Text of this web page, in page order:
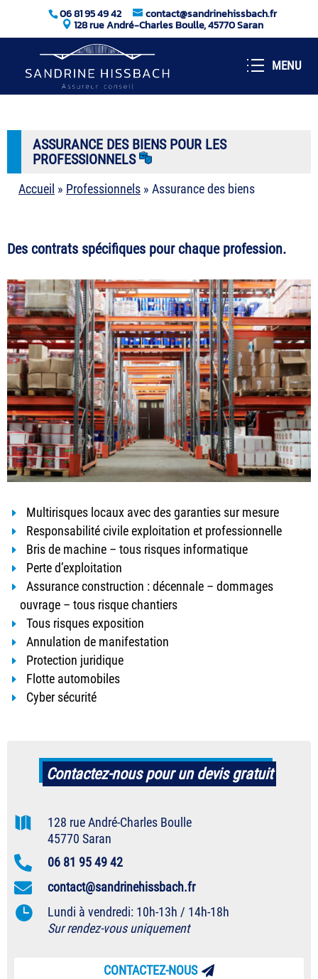
06 81 95 49 42 contact@sandrinehissbach.fr
128 rue André-Charles Boulle, 45770 Saran
ASSURANCE DES BIENS POUR LES
PROFESSIONNELS
Accueil » Professionnels » Assurance des biens
Des contrats spécifiques pour chaque profession.
Multirisques locaux avec des garanties sur mesure
Responsabilité civile exploitation et professionnelle
Bris de machine – tous risques informatique
Perte d’exploitation
Assurance construction : décennale – dommages
ouvrage – tous risque chantiers
Tous risques exposition
Annulation de manifestation
Protection juridique​
Flotte automobiles
Cyber sécurité
Contactez-nous pour un devis gratuit
128 rue André-Charles Boulle
45770 Saran
 06 81 95 49 42
 contact@sandrinehissbach.fr

Lundi à vendredi: 10h-13h / 14h-18h
Sur rendez-vous uniquement
CONTACTEZ-NOUS